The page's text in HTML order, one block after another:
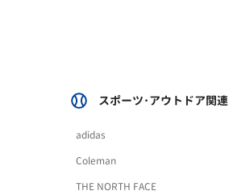
スポーツ･アウトドア関連
adidas
Coleman
THE NORTH FACE